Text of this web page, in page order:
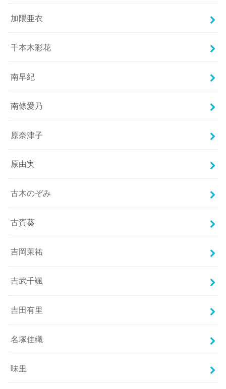
加隈亜衣
千本木彩花
南早紀
南條愛乃
原奈津子
原由実
古木のぞみ
古賀葵
吉岡茉祐
吉武千颯
吉田有里
名塚佳織
味里